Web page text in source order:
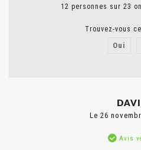
12 personnes sur 23
Trouvez-vous
Oui
Le 26
Avis